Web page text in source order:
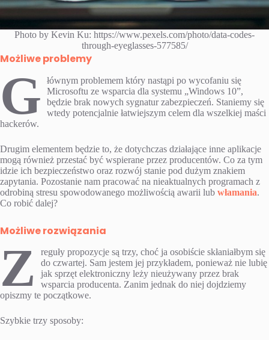
Photo by Kevin Ku: https://www.pexels.com/photo/data-codes-
through-eyeglasses-577585/
Możliwe problemy
G
łównym problemem który nastąpi po wycofaniu się
Microsoftu ze wsparcia dla systemu „Windows 10”,
będzie brak nowych sygnatur zabezpieczeń. Staniemy się
wtedy potencjalnie łatwiejszym celem dla wszelkiej maści
hackerów.
Drugim elementem będzie to, że dotychczas działające inne aplikacje
mogą również przestać być wspierane przez producentów. Co za tym
idzie ich bezpieczeństwo oraz rozwój stanie pod dużym znakiem
zapytania. Pozostanie nam pracować na nieaktualnych programach z
odrobiną stresu spowodowanego możliwością awarii lub włamania.
Co robić dalej?
Możliwe rozwiązania
Z
reguły propozycje są trzy, choć ja osobiście skłaniałbym się
do czwartej. Sam jestem jej przykładem, ponieważ nie lubię
jak sprzęt elektroniczny leży nieużywany przez brak
wsparcia producenta. Zanim jednak do niej dojdziemy
opiszmy te początkowe.
Szybkie trzy sposoby: